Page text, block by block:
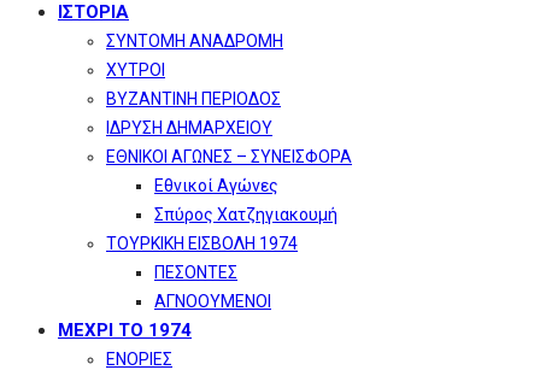
ΙΣΤΟΡΙΑ
ΣΥΝΤΟΜΗ ΑΝΑΔΡΟΜΗ
ΧΥΤΡΟΙ
ΒΥΖΑΝΤΙΝΗ ΠΕΡΙΟΔΟΣ
ΙΔΡΥΣΗ ΔΗΜΑΡΧΕΙΟΥ
ΕΘΝΙΚΟΙ ΑΓΩΝΕΣ – ΣΥΝΕΙΣΦΟΡΑ
Εθνικοί Αγώνες
Σπύρος Χατζηγιακουμή
ΤΟΥΡΚΙΚΗ ΕΙΣΒΟΛΗ 1974
ΠΕΣΟΝΤΕΣ
ΑΓΝΟΟΥΜΕΝΟΙ
ΜΕΧΡΙ ΤΟ 1974
ΕΝΟΡΙΕΣ